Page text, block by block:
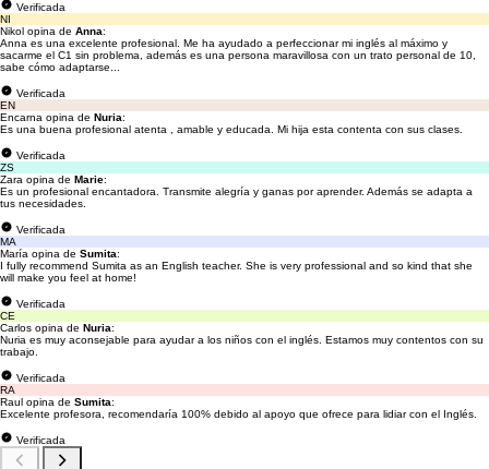
Verificada
NI
Nikol opina de Anna:
Anna es una excelente profesional. Me ha ayudado a perfeccionar mi inglés al máximo y
sacarme el C1 sin problema, además es una persona maravillosa con un trato personal de 10,
sabe cómo adaptarse...
Verificada
EN
Encarna opina de Nuria:
Es una buena profesional atenta , amable y educada. Mi hija esta contenta con sus clases.
Verificada
ZS
Zara opina de Marie:
Es un profesional encantadora. Transmite alegría y ganas por aprender. Además se adapta a
tus necesidades.
Verificada
MA
María opina de Sumita:
I fully recommend Sumita as an English teacher. She is very professional and so kind that she
will make you feel at home!
Verificada
CE
Carlos opina de Nuria:
Nuria es muy aconsejable para ayudar a los niños con el inglés. Estamos muy contentos con su
trabajo.
Verificada
RA
Raul opina de Sumita:
Excelente profesora, recomendaría 100% debido al apoyo que ofrece para lidiar con el Inglés.
Verificada